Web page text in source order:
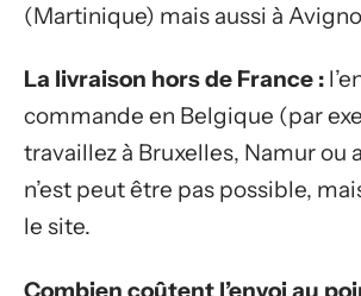
(Martinique) mais aussi à
La livraison hors de France :
commande en Belgique (par
travaillez à Bruxelles, Namur ou
n’est peut être pas possible,
le site.
Combien coûtent l’envoi au